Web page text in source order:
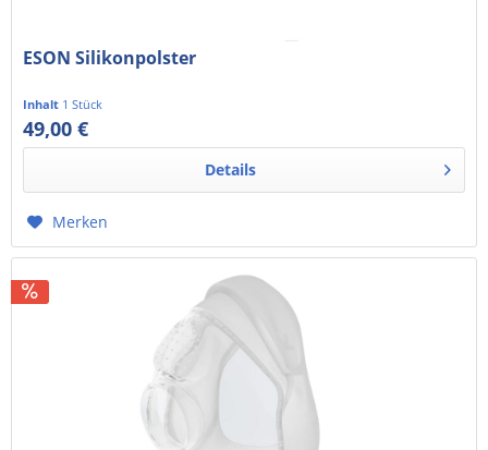
ESON Silikonpolster
Inhalt 1 Stück
49,00 €
41,18 € exkl. MwSt.
Details
Merken